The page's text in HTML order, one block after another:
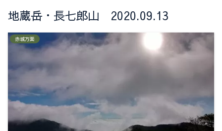
地蔵岳・長七郎山 2020.09.13
赤城方面